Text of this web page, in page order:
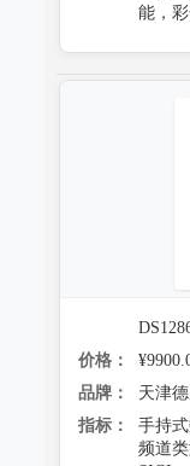
能，
价格：
品牌：
天津
指标：
手持
频道